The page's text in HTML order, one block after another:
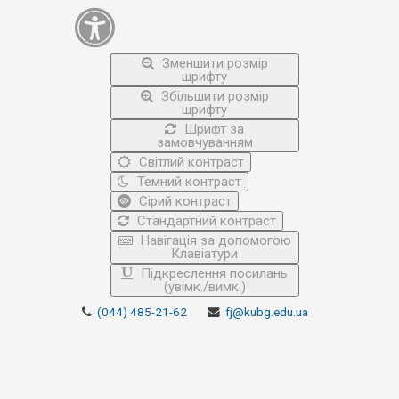
Зменшити розмір
шрифту
Збільшити розмір
шрифту
Шрифт за
замовчуванням
Світлий контраст
Темний контраст
Сірий контраст
Стандартний контраст
Навігація за допомогою
Клавіатури
Підкреслення посилань
(увімк./вимк.)
(044) 485-21-62 fj@kubg.edu.ua